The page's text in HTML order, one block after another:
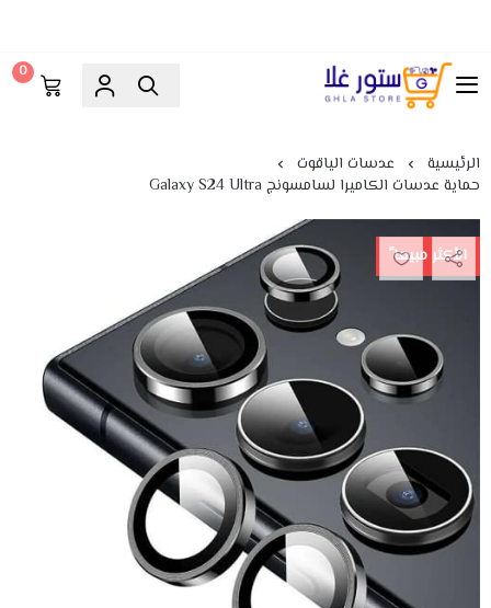
ستور غلا
0
الرئيسية
عدسات الياقوت
حماية عدسات الكاميرا لسامسونج Galaxy S24 Ultra
الأكثر مبيعا ً